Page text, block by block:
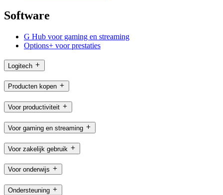
Software
G Hub voor gaming en streaming
Options+ voor prestaties
Logitech
Producten kopen
Voor productiviteit
Voor gaming en streaming
Voor zakelijk gebruik
Voor onderwijs
Ondersteuning